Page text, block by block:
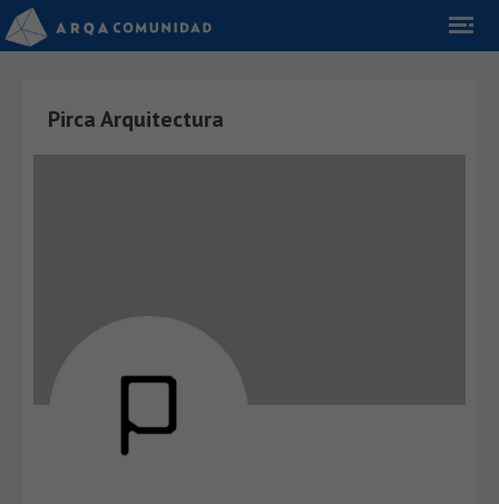
Pirca Arquitectura